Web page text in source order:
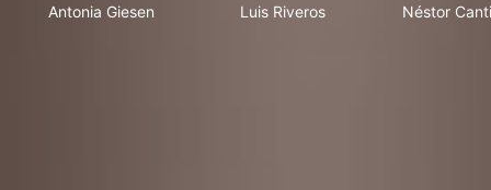
Antonia Giesen Luis Riveros Néstor